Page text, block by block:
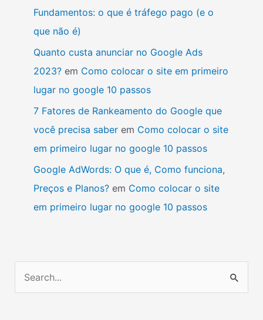
Fundamentos: o que é tráfego pago (e o
que não é)
Quanto custa anunciar no Google Ads
2023?em Como colocar o site em primeiro
lugar no google 10 passos
7 Fatores de Rankeamento do Google que
você precisa saberem Como colocar o site
em primeiro lugar no google 10 passos
Google AdWords: O que é, Como funciona,
Preços e Planos?em Como colocar o site
em primeiro lugar no google 10 passos